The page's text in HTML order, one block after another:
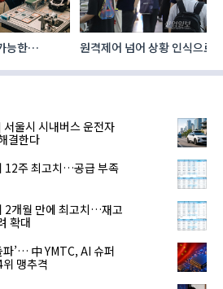
능한
원격제어 넘어 상황 인식으로,
울시 시내버스 운전자
결한다
12주 최고치…공급 부족
2개월 만에 최고치…재고
확대
’… 中 YMTC, AI 슈퍼
맹추격